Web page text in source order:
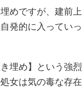
めですが、建前
発的に入ってい
き埋め】という強
女は気の毒な存